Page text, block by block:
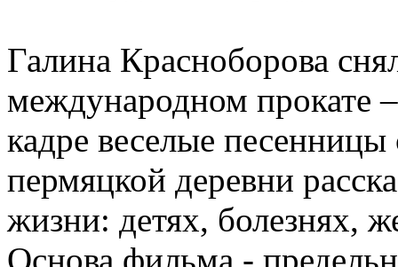
Галина Красноборова
международном прокате
кадре веселые
пермяцкой деревни
жизни: детях, болезнях,
Основа фильма -